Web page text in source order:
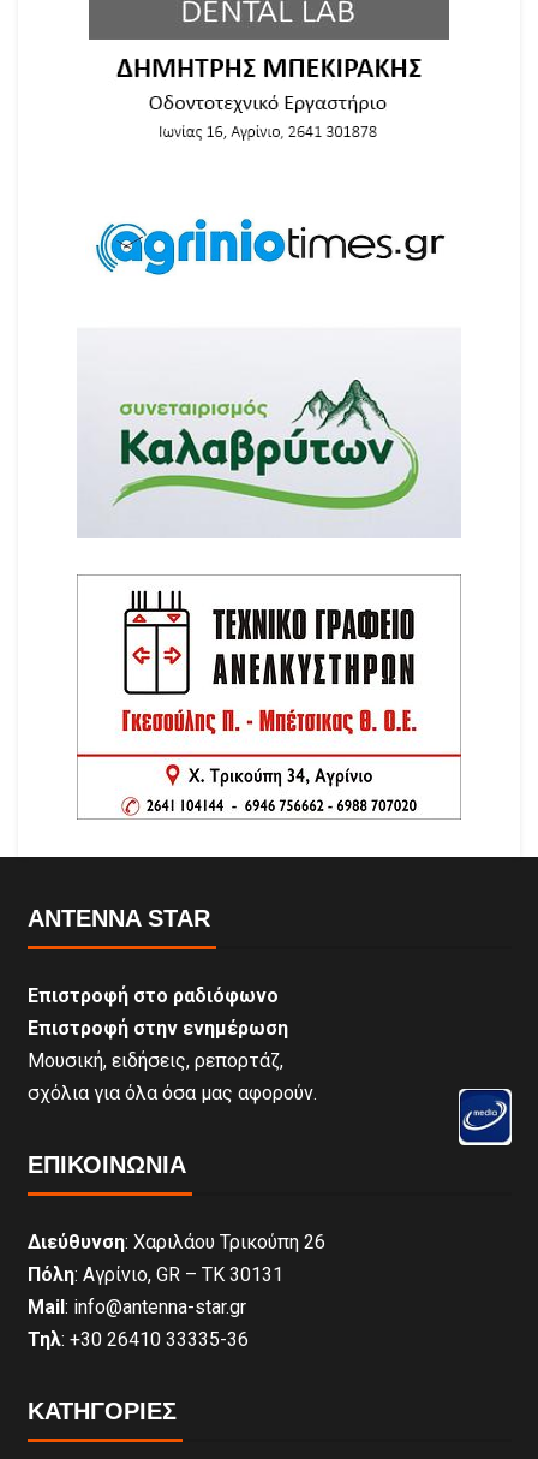
ANTENNA STAR
Επιστροφή στο ραδιόφωνο
Επιστροφή στην ενημέρωση
Μουσική, ειδήσεις, ρεπορτάζ,
σχόλια για όλα όσα μας αφορούν.
ΕΠΙΚΟΙΝΩΝΊΑ
Διεύθυνση: Χαριλάου Τρικούπη 26
Πόλη: Αγρίνιο, GR – ΤΚ 30131
Mail: info@antenna-star.gr
Τηλ: +30 26410 33335-36
ΚΑΤΗΓΟΡΙΕΣ